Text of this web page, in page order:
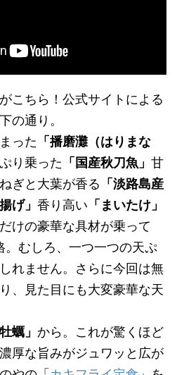
こちら！公式サイトによる
の通り。
った 「播磨灘（はりまな
り乗った 「国産秋刀魚」 甘
ぎと大葉が香る 「淡路島産
げ」 香り高い 「まいたけ」
けの豪華な具材が乗って
。むしろ、一つ一つの天ぷ
れません。さらに今回は無
、見た目にも大変豪華な天
蠣」 から。これが驚くほど
厚な旨みがジュワッと広が